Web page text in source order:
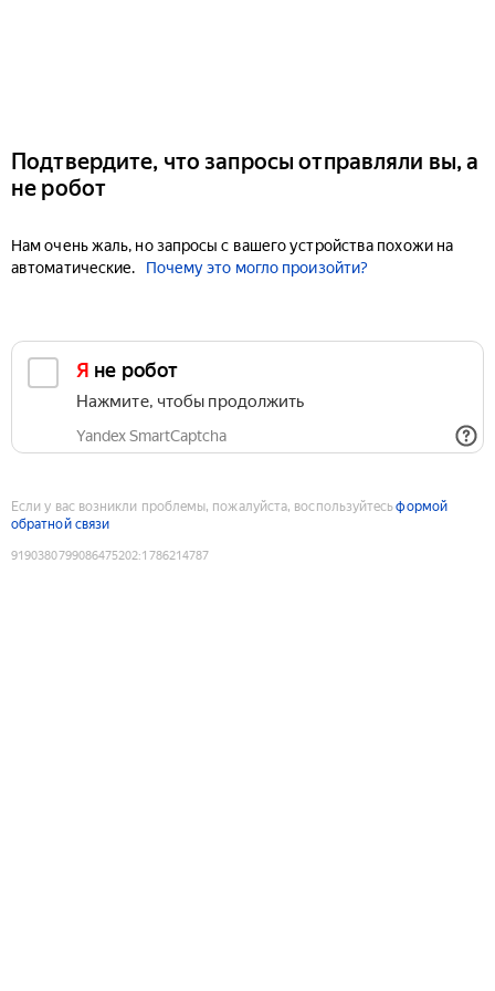
Подтвердите, что запросы отправляли вы, а
не робот
Нам очень жаль, но запросы с вашего устройства похожи на
автоматические.
Почему это могло произойти?
Я не робот
Нажмите, чтобы продолжить
Yandex SmartCaptcha
Если у вас возникли проблемы, пожалуйста, воспользуйтесьформой
обратной связи
9190380799086475202:1786214787